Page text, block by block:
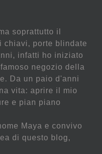
soprattutto il
chiavi, porte blindate
infatti ho iniziato
negozio della
Da un paio d'anni
vita: aprire il mio
e pian piano
Maya e convivo
di questo blog,